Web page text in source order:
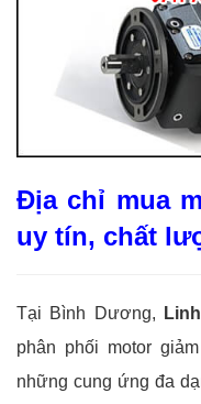
Địa chỉ mua
uy tín, chất
Tại Bình Dương,
phân phối motor
những cung ứng đa